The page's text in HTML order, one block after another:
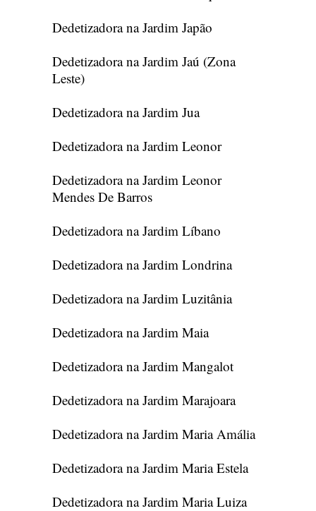
Dedetizadora na Jardim Japão
Dedetizadora na Jardim Jaú (Zona
Leste)
Dedetizadora na Jardim Jua
Dedetizadora na Jardim Leonor
Dedetizadora na Jardim Leonor
Mendes De Barros
Dedetizadora na Jardim Líbano
Dedetizadora na Jardim Londrina
Dedetizadora na Jardim Luzitânia
Dedetizadora na Jardim Maia
Dedetizadora na Jardim Mangalot
Dedetizadora na Jardim Marajoara
Dedetizadora na Jardim Maria Amália
Dedetizadora na Jardim Maria Estela
Dedetizadora na Jardim Maria Luiza